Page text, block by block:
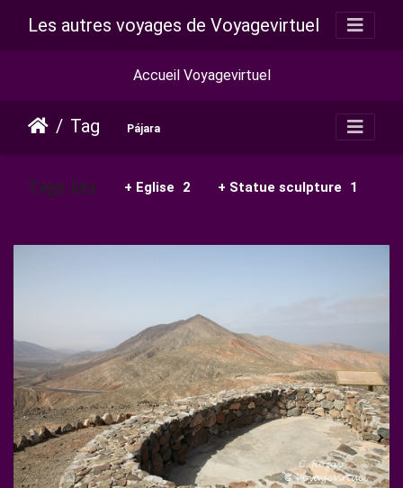
Les autres voyages de Voyagevirtuel
Accueil Voyagevirtuel
Tag Pájara
Tags liés + Eglise 2 + Statue sculpture 1